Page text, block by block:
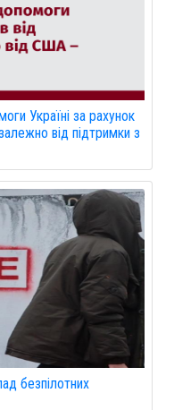
Україні за рахунок
від підтримки з
безпілотних